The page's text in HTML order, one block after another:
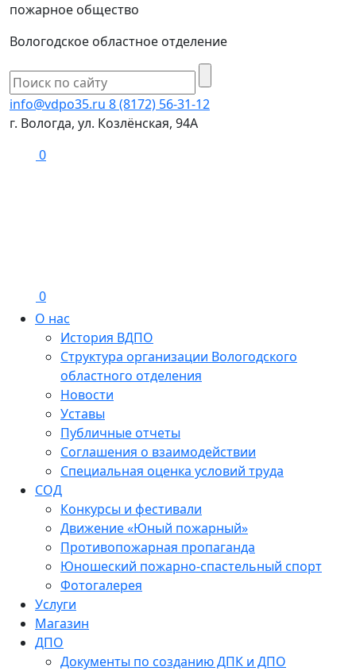
пожарное общество
Вологодское областное отделение
info@vdpo35.ru 8 (8172) 56-31-12
г. Вологда, ул. Козлёнская, 94А
0
0
О нас
История ВДПО
Структура организации Вологодского
областного отделения
Новости
Уставы
Публичные отчеты
Соглашения о взаимодействии
Специальная оценка условий труда
СОД
Конкурсы и фестивали
Движение «Юный пожарный»
Противопожарная пропаганда
Юношеский пожарно-спастельный спорт
Фотогалерея
Услуги
Магазин
ДПО
Документы по созданию ДПК и ДПО